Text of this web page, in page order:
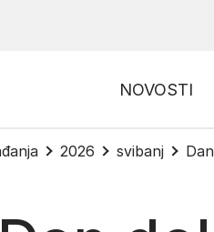
NOVOSTI
2026 svibanj